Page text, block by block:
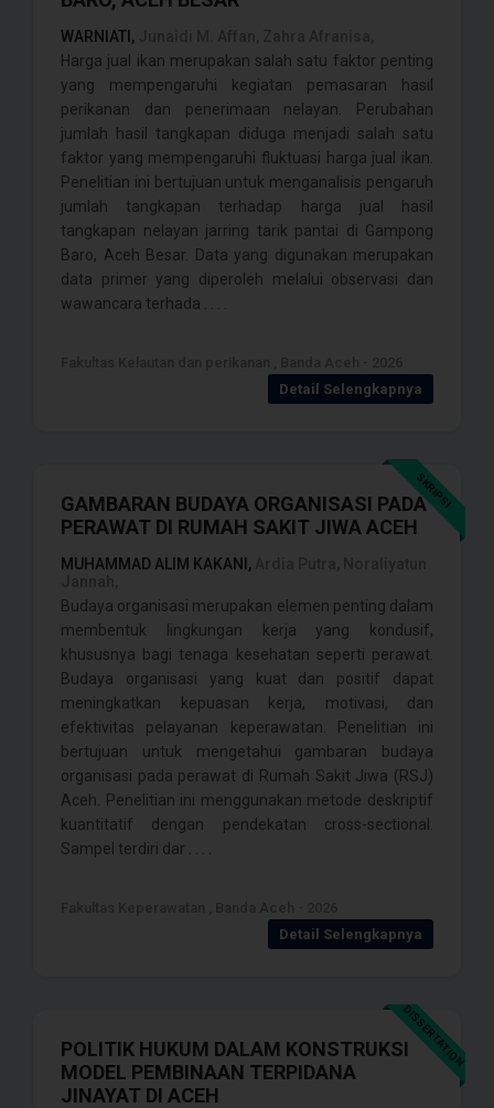
WARNIATI,
Harga jual ikan merupakan salah satu faktor penting
yang mempengaruhi kegiatan pemasaran hasil
perikanan dan penerimaan nelayan. Perubahan
jumlah hasil tangkapan diduga menjadi salah satu
faktor yang mempengaruhi fluktuasi harga jual ikan.
Penelitian ini bertujuan untuk menganalisis pengaruh
jumlah tangkapan terhadap harga jual hasil
tangkapan nelayan jarring tarik pantai di Gampong
Baro, Aceh Besar. Data yang digunakan merupakan
data primer yang diperoleh melalui observasi dan
wawancara terhada . . . .
Detail Selengkapnya
SKRIPSI
GAMBARAN BUDAYA ORGANISASI PADA
PERAWAT DI RUMAH SAKIT JIWA ACEH
MUHAMMAD ALIM KAKANI,
Budaya organisasi merupakan elemen penting dalam
membentuk lingkungan kerja yang kondusif,
khususnya bagi tenaga kesehatan seperti perawat.
Budaya organisasi yang kuat dan positif dapat
meningkatkan kepuasan kerja, motivasi, dan
efektivitas pelayanan keperawatan. Penelitian ini
bertujuan untuk mengetahui gambaran budaya
organisasi pada perawat di Rumah Sakit Jiwa (RSJ)
Aceh. Penelitian ini menggunakan metode deskriptif
kuantitatif dengan pendekatan cross-sectional.
Sampel terdiri dar . . . .
Detail Selengkapnya
DISSERTATION
POLITIK HUKUM DALAM KONSTRUKSI
MODEL PEMBINAAN TERPIDANA
JINAYAT DI ACEH